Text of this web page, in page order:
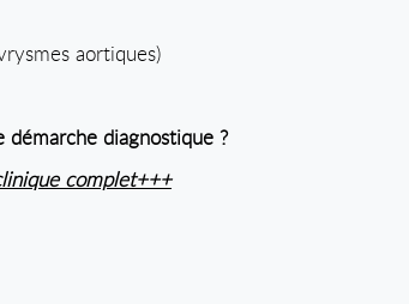
aortiques)
démarche diagnostique ?
complet+++